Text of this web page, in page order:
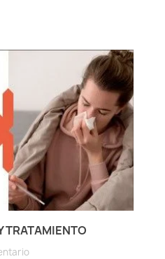
TRATAMIENTO